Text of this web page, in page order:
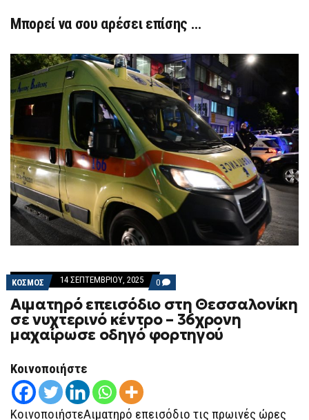
Μπορεί να σου αρέσει επίσης …
ΚΟΣΜΟΣ 14 ΣΕΠΤΕΜΒΡΊΟΥ, 2025 0 COMMENTS
ON
ΑΙΜΑΤΗΡΌ
ΕΠΕΙΣΌΔΙΟ
ΣΤΗ
ΘΕΣΣΑΛΟΝΊΚΗ
ΟΔΗΓΌ
ΦΟΡΤΗΓΟΎ
Αιματηρό επεισόδιο στη Θεσσαλονίκη
σε νυχτερινό κέντρο – 36χρονη
μαχαίρωσε οδηγό φορτηγού
Κοινοποιήστε
ΚοινοποιήστεΑιματηρό επεισόδιο τις πρωινές ώρες